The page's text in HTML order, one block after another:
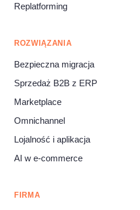
Replatforming
ROZWIĄZANIA
Bezpieczna migracja
Sprzedaż B2B z ERP
Marketplace
Omnichannel
Lojalność i aplikacja
AI w e‑commerce
FIRMA